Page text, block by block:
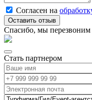
Согласен на
Спасибо, мы
Стать партнером